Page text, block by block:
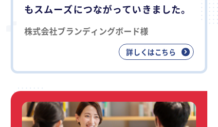
もスムーズにつながっていきました。
株式会社ブランディングボード様
詳しくはこちら